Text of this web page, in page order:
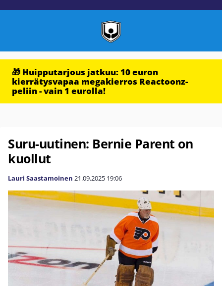
🎁 Huipputarjous jatkuu: 10 euron
kierrätysvapaa megakierros Reactoonz-
peliin - vain 1 eurolla!
Suru-uutinen: Bernie Parent on
kuollut
Lauri Saastamoinen 21.09.2025 19:06